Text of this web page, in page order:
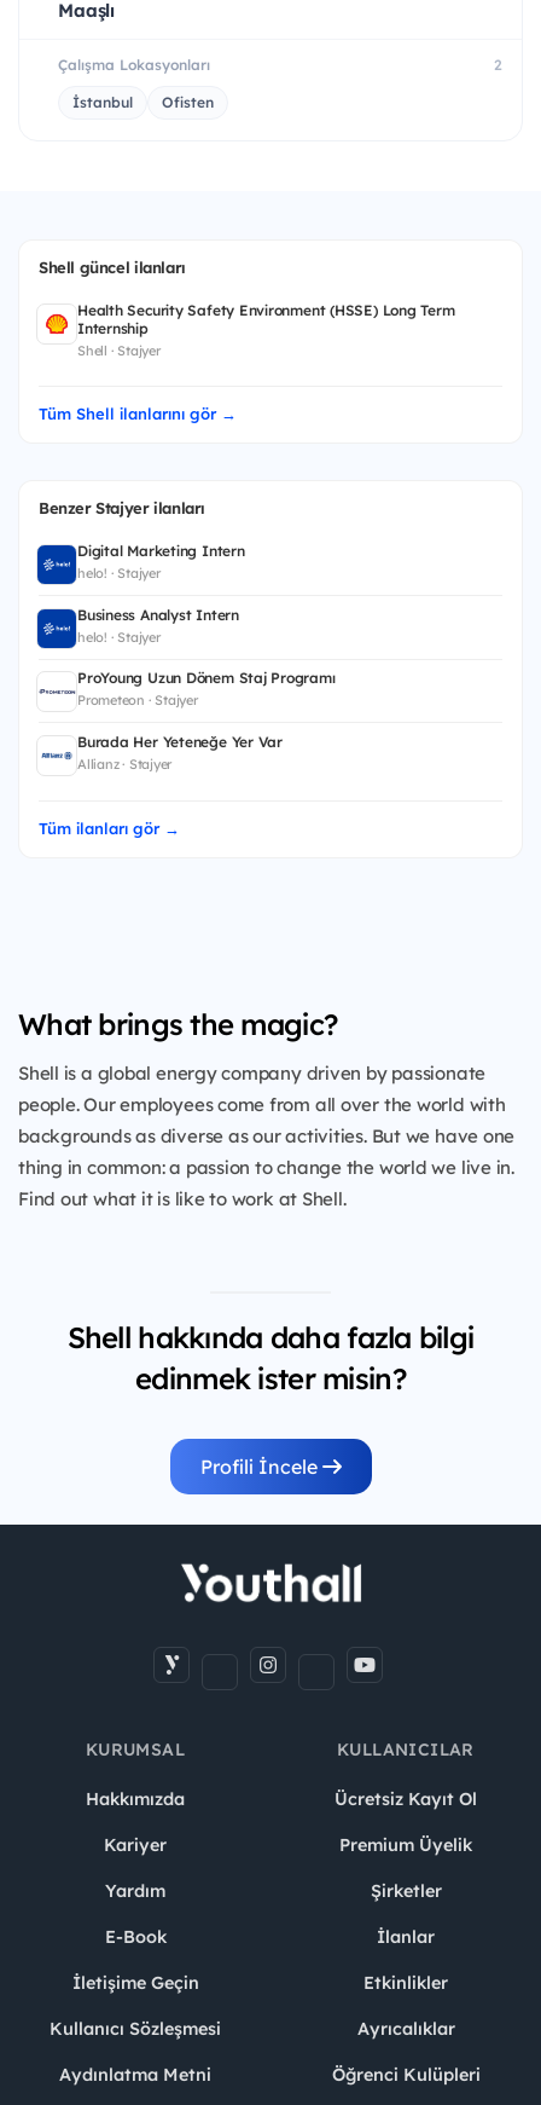
Maaşlı
Çalışma Lokasyonları 2
İstanbul Ofisten
Shell güncel ilanları
Health Security Safety Environment (HSSE) Long Term
Internship
Shell · Stajyer
Tüm Shell ilanlarını gör →
Benzer Stajyer ilanları
Digital Marketing Intern
helo! · Stajyer
Business Analyst Intern
helo! · Stajyer
ProYoung Uzun Dönem Staj Programı
Prometeon · Stajyer
Burada Her Yeteneğe Yer Var
Allianz · Stajyer
Tüm ilanları gör →
What brings the magic?
Shell is a global energy company driven by passionate
people. Our employees come from all over the world with
backgrounds as diverse as our activities. But we have one
thing in common: a passion to change the world we live in.
Find out what it is like to work at Shell.
Shell hakkında daha fazla bilgi
edinmek ister misin?
Profili İncele
KURUMSAL
Hakkımızda
Kariyer
Yardım
E-Book
İletişime Geçin
Kullanıcı Sözleşmesi
Aydınlatma Metni
KULLANICILAR
Ücretsiz Kayıt Ol
Premium Üyelik
Şirketler
İlanlar
Etkinlikler
Ayrıcalıklar
Öğrenci Kulüpleri